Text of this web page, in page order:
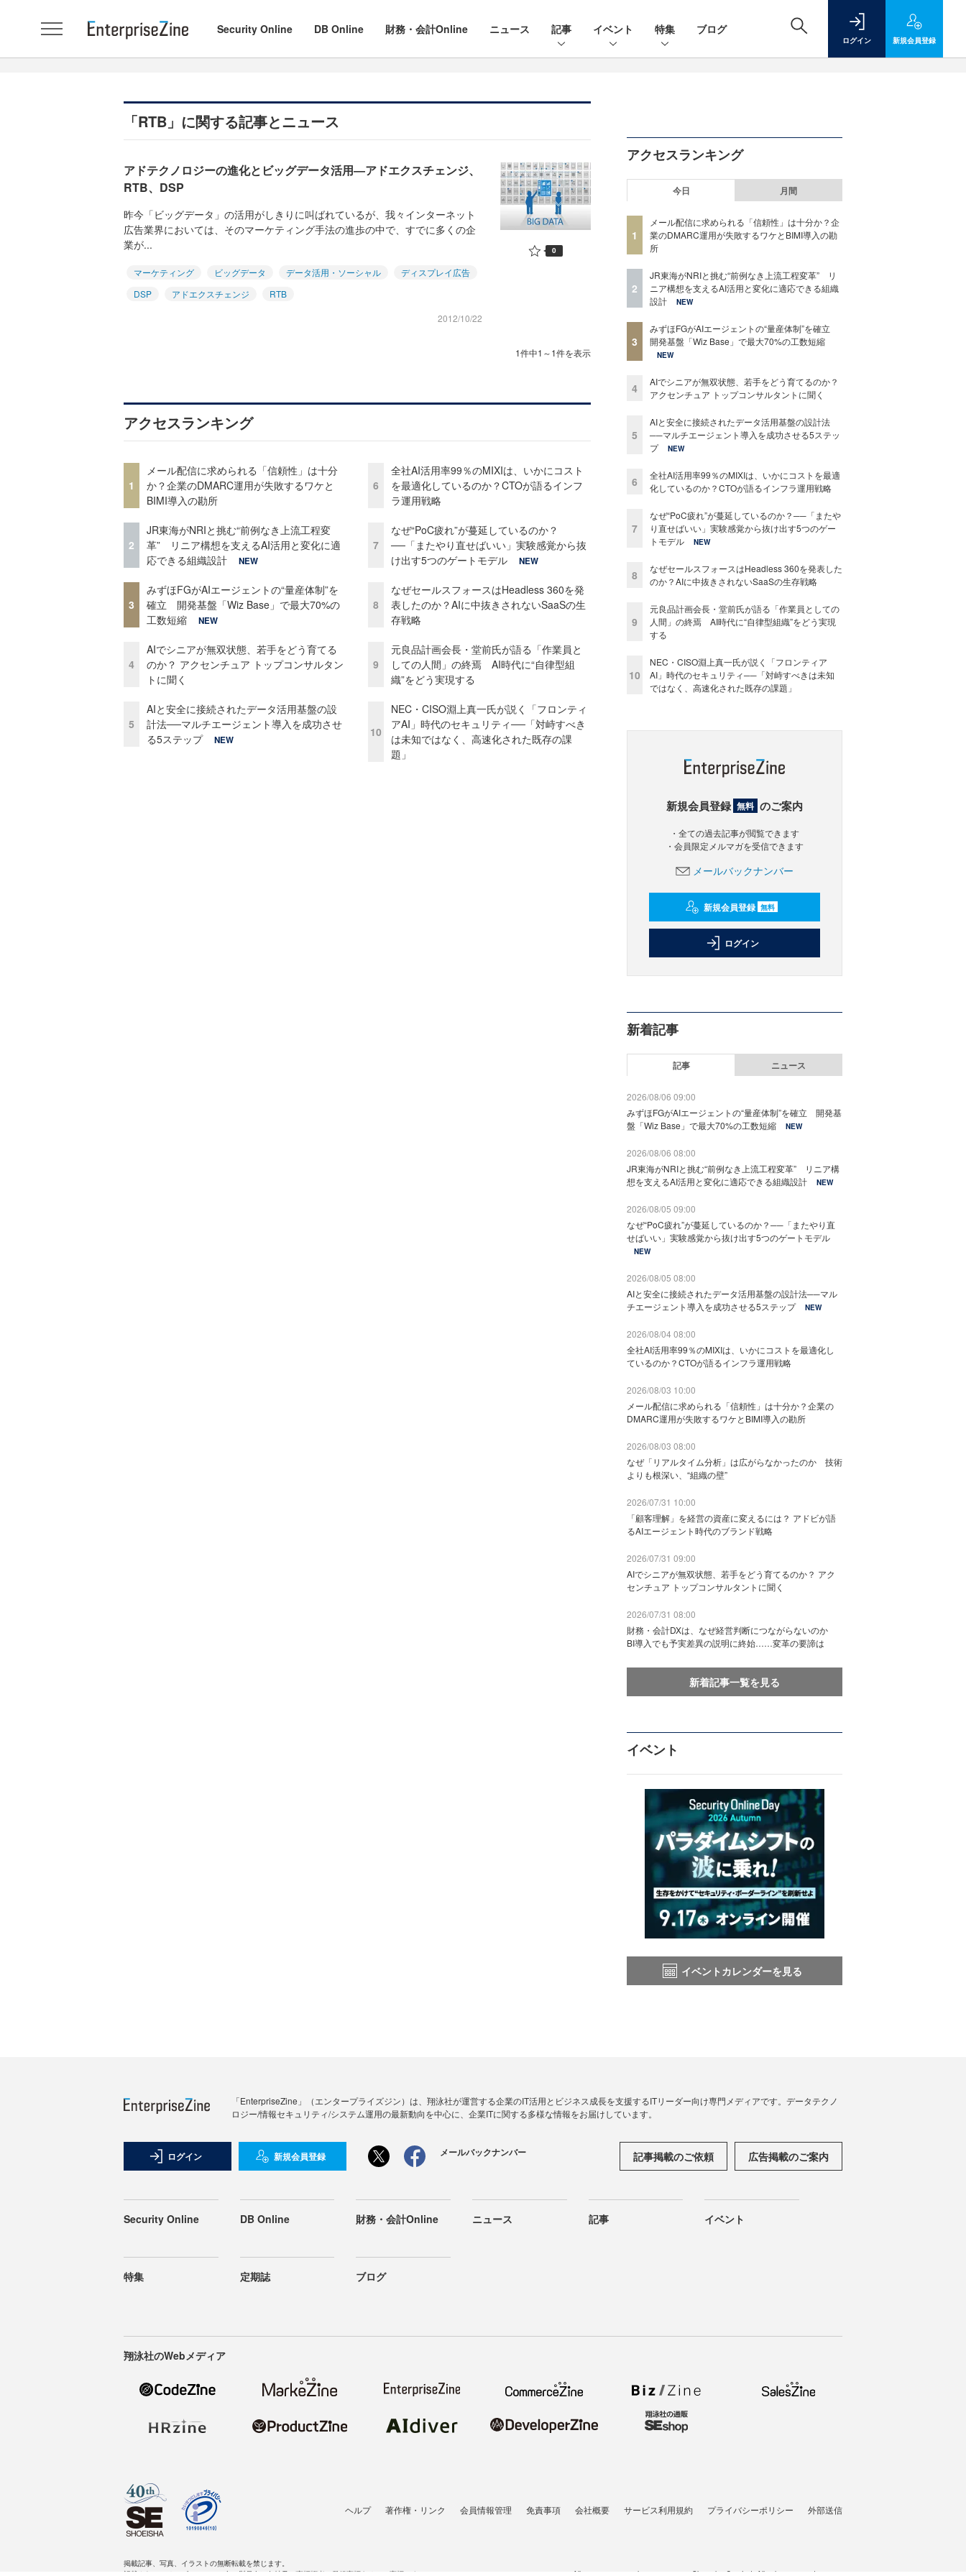
Security Online DB Online 財務・会計Online ニュース 記事 イベント 特集 ブログ
ログイン 新規会員登録
「RTB」に関する記事とニュース
アドテクノロジーの進化とビッグデータ活用―アドエクスチェンジ、
RTB、DSP
昨今「ビッグデータ」の活用がしきりに叫ばれているが、我々インターネット
広告業界においては、そのマーケティング手法の進歩の中で、すでに多くの企
業が...
マーケティング ビッグデータ データ活用・ソーシャル
ディスプレイ広告
DSP
アドエクスチェンジ
RTB
2012/10/22
0
1件中1～1件を表示
アクセスランキング
1
メール配信に求められる「信頼性」は十分
か？企業のDMARC運用が失敗するワケと
BIMI導入の勘所
2
JR東海がNRIと挑む“前例なき上流工程変
革” リニア構想を支えるAI活用と変化に適
応できる組織設計
NEW
3
みずほFGがAIエージェントの“量産体制”を
確立 開発基盤「Wiz Base」で最大70%の
工数短縮
NEW
4
AIでシニアが無双状態、若手をどう育てる
のか？ アクセンチュア トップコンサルタン
トに聞く
5
AIと安全に接続されたデータ活用基盤の設
計法──マルチエージェント導入を成功させ
る5ステップ
NEW
6
全社AI活用率99％のMIXIは、いかにコスト
を最適化しているのか？CTOが語るインフ
ラ運用戦略
7
なぜ“PoC疲れ”が蔓延しているのか？
──「またやり直せばいい」実験感覚から抜
け出す5つのゲートモデル
NEW
8
なぜセールスフォースはHeadless 360を発
表したのか？AIに中抜きされないSaaSの生
存戦略
9
元良品計画会長・堂前氏が語る「作業員と
しての人間」の終焉 AI時代に“自律型組
織”をどう実現する
10
NEC・CISO淵上真一氏が説く「フロンティ
アAI」時代のセキュリティ──「対峙すべき
は未知ではなく、高速化された既存の課
題」
アクセスランキング
今日 月間
1
メール配信に求められる「信頼性」は十分か？企
業のDMARC運用が失敗するワケとBIMI導入の勘
所
2
JR東海がNRIと挑む“前例なき上流工程変革” リ
ニア構想を支えるAI活用と変化に適応できる組織
設計
NEW
3
みずほFGがAIエージェントの“量産体制”を確立
開発基盤「Wiz Base」で最大70%の工数短縮
NEW
4
AIでシニアが無双状態、若手をどう育てるのか？
アクセンチュア トップコンサルタントに聞く
5
AIと安全に接続されたデータ活用基盤の設計法
──マルチエージェント導入を成功させる5ステッ
プ
NEW
6
全社AI活用率99％のMIXIは、いかにコストを最適
化しているのか？CTOが語るインフラ運用戦略
7
なぜ“PoC疲れ”が蔓延しているのか？──「またや
り直せばいい」実験感覚から抜け出す5つのゲー
トモデル
NEW
8
なぜセールスフォースはHeadless 360を発表した
のか？AIに中抜きされないSaaSの生存戦略
9
元良品計画会長・堂前氏が語る「作業員としての
人間」の終焉 AI時代に“自律型組織”をどう実現
する
10
NEC・CISO淵上真一氏が説く「フロンティア
AI」時代のセキュリティ──「対峙すべきは未知
ではなく、高速化された既存の課題」
新規会員登録 無料 のご案内
・全ての過去記事が閲覧できます
・会員限定メルマガを受信できます
メールバックナンバー
新規会員登録 無料
ログイン
新着記事
記事 ニュース
2026/08/06 09:00
みずほFGがAIエージェントの“量産体制”を確立 開発基
盤「Wiz Base」で最大70%の工数短縮
NEW
2026/08/06 08:00
JR東海がNRIと挑む“前例なき上流工程変革” リニア構
想を支えるAI活用と変化に適応できる組織設計
NEW
2026/08/05 09:00
なぜ“PoC疲れ”が蔓延しているのか？──「またやり直
せばいい」実験感覚から抜け出す5つのゲートモデル
NEW
2026/08/05 08:00
AIと安全に接続されたデータ活用基盤の設計法──マル
チエージェント導入を成功させる5ステップ
NEW
2026/08/04 08:00
全社AI活用率99％のMIXIは、いかにコストを最適化し
ているのか？CTOが語るインフラ運用戦略
2026/08/03 10:00
メール配信に求められる「信頼性」は十分か？企業の
DMARC運用が失敗するワケとBIMI導入の勘所
2026/08/03 08:00
なぜ「リアルタイム分析」は広がらなかったのか 技術
よりも根深い、“組織の壁”
2026/07/31 10:00
「顧客理解」を経営の資産に変えるには？ アドビが語
るAIエージェント時代のブランド戦略
2026/07/31 09:00
AIでシニアが無双状態、若手をどう育てるのか？ アク
センチュア トップコンサルタントに聞く
2026/07/31 08:00
財務・会計DXは、なぜ経営判断につながらないのか
BI導入でも予実差異の説明に終始……変革の要諦は
新着記事一覧を見る
イベント
イベントカレンダーを見る
「EnterpriseZine」（エンタープライズジン）は、翔泳社が運営する企業のIT活用とビジネス成長を支援するITリーダー向け専門メディアです。データテクノ
ロジー/情報セキュリティ/システム運用の最新動向を中心に、企業ITに関する多様な情報をお届けしています。
ログイン 新規会員登録 メールバックナンバー 記事掲載のご依頼 広告掲載のご案内
Security Online DB Online 財務・会計Online ニュース 記事 イベント
特集 定期誌 ブログ
翔泳社のWebメディア
ヘルプ 著作権・リンク 会員情報管理 免責事項 会社概要 サービス利用規約 プライバシーポリシー 外部送信
掲載記事、写真、イラストの無断転載を禁じます。